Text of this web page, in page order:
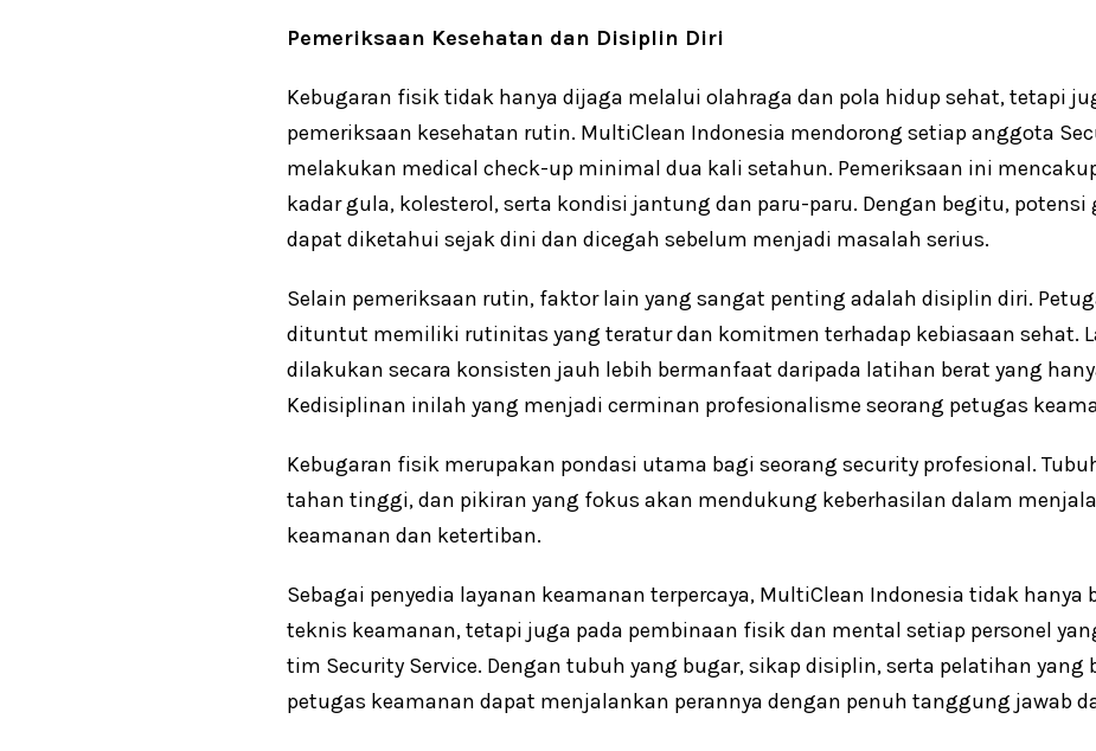
Pemeriksaan Kesehatan dan Disiplin Diri
Kebugaran fisik tidak hanya dijaga melalui olahraga dan pola hidup sehat, tetapi
pemeriksaan kesehatan rutin. MultiClean Indonesia mendorong setiap anggota
melakukan medical check-up minimal dua kali setahun. Pemeriksaan ini
kadar gula, kolesterol, serta kondisi jantung dan paru-paru. Dengan begitu,
dapat diketahui sejak dini dan dicegah sebelum menjadi masalah serius.
Selain pemeriksaan rutin, faktor lain yang sangat penting adalah disiplin diri.
dituntut memiliki rutinitas yang teratur dan komitmen terhadap kebiasaan sehat.
dilakukan secara konsisten jauh lebih bermanfaat daripada latihan berat yang
Kedisiplinan inilah yang menjadi cerminan profesionalisme seorang petugas
Kebugaran fisik merupakan pondasi utama bagi seorang security profesional.
tahan tinggi, dan pikiran yang fokus akan mendukung keberhasilan dalam
keamanan dan ketertiban.
Sebagai penyedia layanan keamanan terpercaya, MultiClean Indonesia tidak hanya
teknis keamanan, tetapi juga pada pembinaan fisik dan mental setiap personel
tim Security Service. Dengan tubuh yang bugar, sikap disiplin, serta pelatihan yang
petugas keamanan dapat menjalankan perannya dengan penuh tanggung jawab